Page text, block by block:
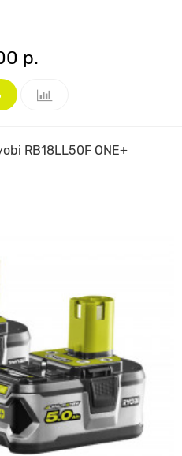
р.
RB18LL50F ONE+